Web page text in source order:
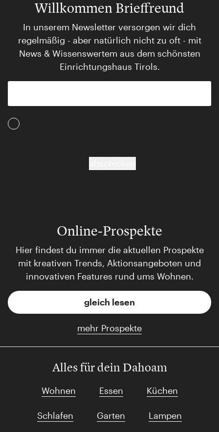
Willkommen Brieffreund
In unserem Newsletter versorgen wir dich
regelmäßig - aber natürlich nicht zu oft - mit
News & Wissenswertem aus dem schönsten
Einrichtungshaus Tirols.
Online-Prospekte
Hier findest du immer die aktuellen Prospekte
mit kreativen Trends, Aktionsangeboten und
innovativen Features rund ums Wohnen.
gleich lesen
mehr Prospekte
Alles für dein Dahoam
Wohnen Essen Küchen
Schlafen Garten Lampen